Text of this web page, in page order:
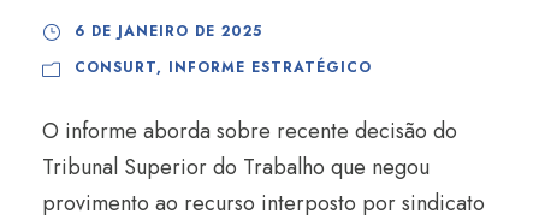
6 DE JANEIRO DE 2025
CONSURT, INFORME ESTRATÉGICO
O informe aborda sobre recente decisão do
Tribunal Superior do Trabalho que negou
provimento ao recurso interposto por sindicato